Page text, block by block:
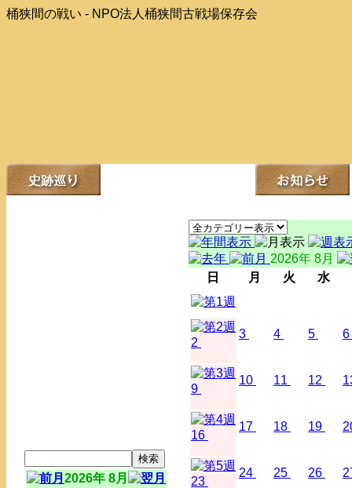
桶狭間の戦い - NPO法人桶狭間古戦場保存会
2026年 8月
2026年 8月
日
月 火 水
2
3 4 5 6
9
10 11 12
16
17 18 19
23
24 25 26